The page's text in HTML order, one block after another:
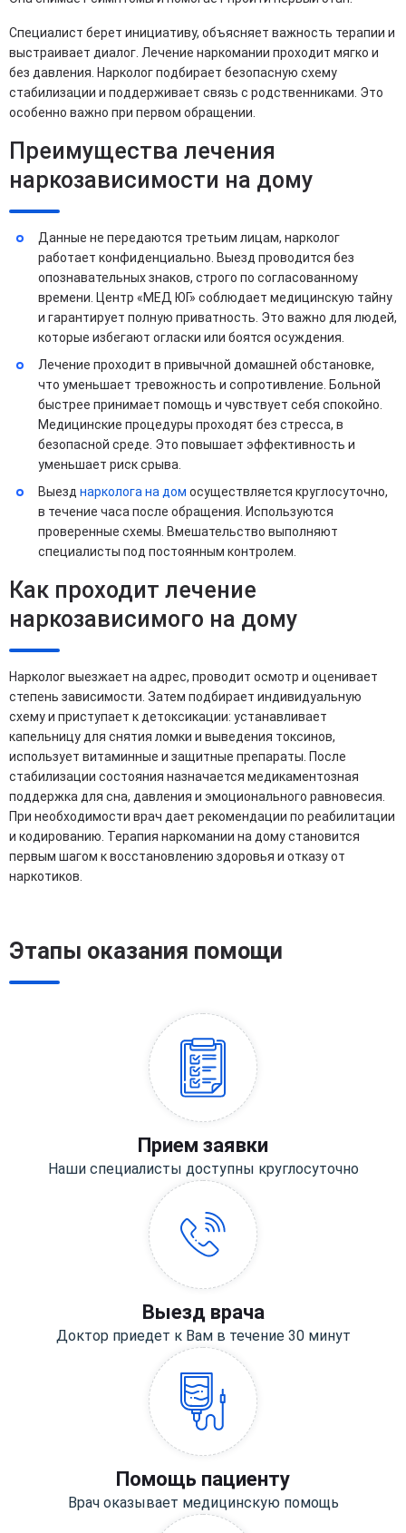
Специалист берет инициативу, объясняет важность терапии и
выстраивает диалог. Лечение наркомании проходит мягко и
без давления. Нарколог подбирает безопасную схему
стабилизации и поддерживает связь с родственниками. Это
особенно важно при первом обращении.
Преимущества лечения
наркозависимости на дому
Данные не передаются третьим лицам, нарколог
работает конфиденциально. Выезд проводится без
опознавательных знаков, строго по согласованному
времени. Центр «МЕД ЮГ» соблюдает медицинскую тайну
и гарантирует полную приватность. Это важно для людей,
которые избегают огласки или боятся осуждения.
Лечение проходит в привычной домашней обстановке,
что уменьшает тревожность и сопротивление. Больной
быстрее принимает помощь и чувствует себя спокойно.
Медицинские процедуры проходят без стресса, в
безопасной среде. Это повышает эффективность и
уменьшает риск срыва.
Выезд нарколога на дом осуществляется круглосуточно,
в течение часа после обращения. Используются
проверенные схемы. Вмешательство выполняют
специалисты под постоянным контролем.
Как проходит лечение
наркозависимого на дому
Нарколог выезжает на адрес, проводит осмотр и оценивает
степень зависимости. Затем подбирает индивидуальную
схему и приступает к детоксикации: устанавливает
капельницу для снятия ломки и выведения токсинов,
использует витаминные и защитные препараты. После
стабилизации состояния назначается медикаментозная
поддержка для сна, давления и эмоционального равновесия.
При необходимости врач дает рекомендации по реабилитации
и кодированию. Терапия наркомании на дому становится
первым шагом к восстановлению здоровья и отказу от
наркотиков.
Этапы оказания помощи
Прием заявки
Наши специалисты доступны круглосуточно
Выезд врача
Доктор приедет к Вам в течение 30 минут
Помощь пациенту
Врач оказывает медицинскую помощь